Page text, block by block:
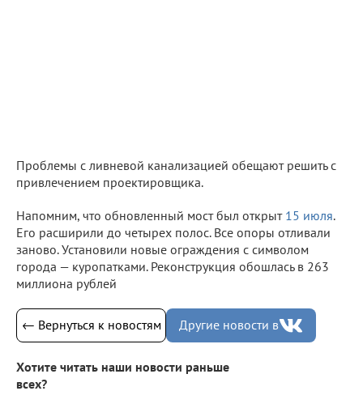
Проблемы с ливневой канализацией обещают решить с
привлечением проектировщика.
Напомним, что обновленный мост был открыт 15 июля.
Его расширили до четырех полос. Все опоры отливали
заново. Установили новые ограждения с символом
города — куропатками. Реконструкция обошлась в 263
миллиона рублей
← Вернуться к новостям Другие новости в
Хотите читать наши новости раньше
всех?